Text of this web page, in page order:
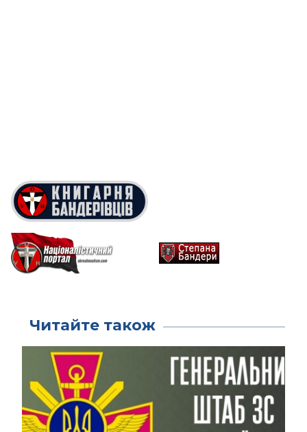
Читайте також